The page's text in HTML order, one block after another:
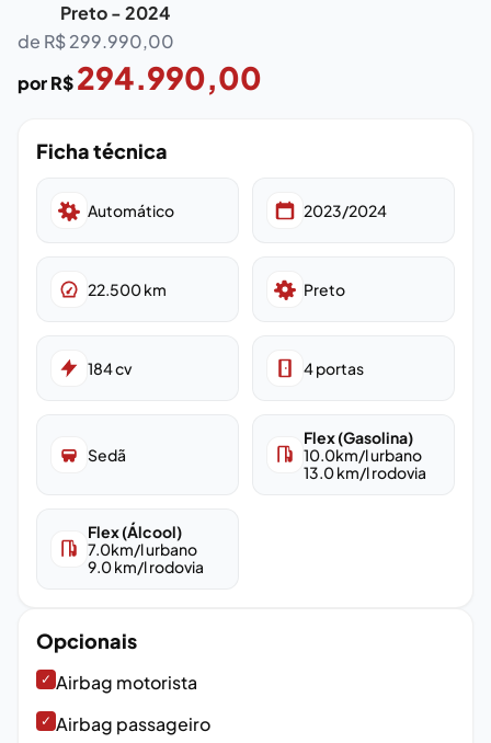
Preto - 2024
de R$299.990,00
por R$294.990,00
Ficha técnica
Automático 2023/2024
22.500km Preto
184cv 4portas
Sedã
Flex (Gasolina)
10.0km/l urbano
13.0km/l rodovia
Flex (Álcool)
7.0km/l urbano
9.0km/l rodovia
Opcionais
✓ Airbag motorista
✓ Airbag passageiro